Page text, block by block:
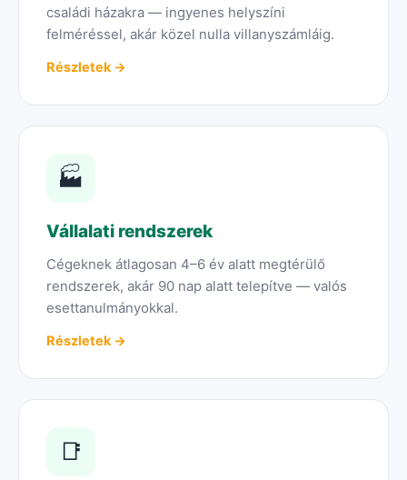
családi házakra — ingyenes helyszíni
felméréssel, akár közel nulla villanyszámláig.
Részletek →
🏭
Vállalati rendszerek
Cégeknek átlagosan 4–6 év alatt megtérülő
rendszerek, akár 90 nap alatt telepítve — valós
esettanulmányokkal.
Részletek →
📑